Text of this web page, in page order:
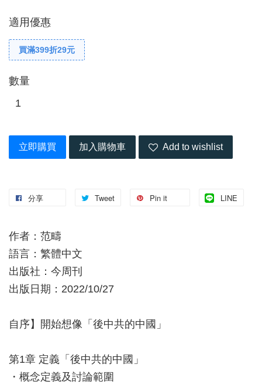
適用優惠
買滿399折29元
數量
立即購買 加入購物車 Add to wishlist
分享 Tweet Pin it LINE
作者：范疇
語言：繁體中文
出版社：今周刊
出版日期：2022/10/27
自序】開始想像「後中共的中國」
第1章 定義「後中共的中國」
・概念定義及討論範圍